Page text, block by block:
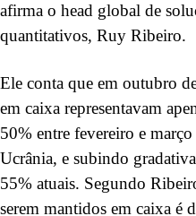
afirma o head global de
quantitativos, Ruy Ribeiro.
Ele conta que em outubro
em caixa representavam
50% entre fevereiro e
Ucrânia, e subindo
55% atuais. Segundo
serem mantidos em caixa é